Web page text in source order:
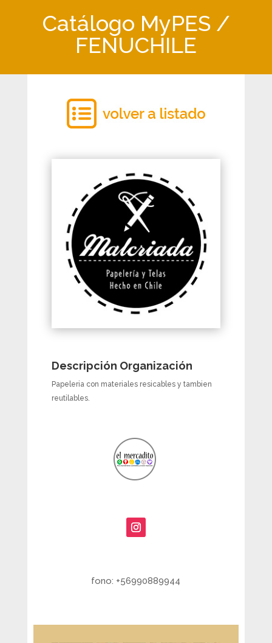
Catálogo MyPES /
FENUCHILE
Descripción Organización
Papeleria con materiales resicables y tambien
reutilables.
fono: +56990889944